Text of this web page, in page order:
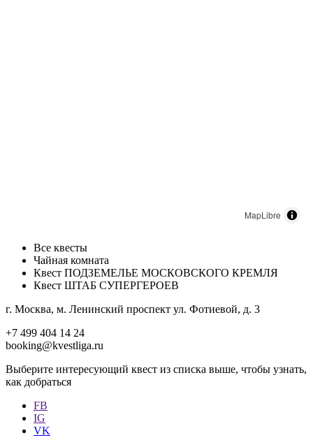
MapLibre
Все квесты
Чайная комната
Квест ПОДЗЕМЕЛЬЕ МОСКОВСКОГО КРЕМЛЯ
Квест ШТАБ СУПЕРГЕРОЕВ
г. Москва, м. Ленинский проспект ул. Фотиевой, д. 3
+7 499 404 14 24
booking@kvestliga.ru
Выберите интересующий квест из списка выше, чтобы узнать,
как добраться
FB
IG
VK